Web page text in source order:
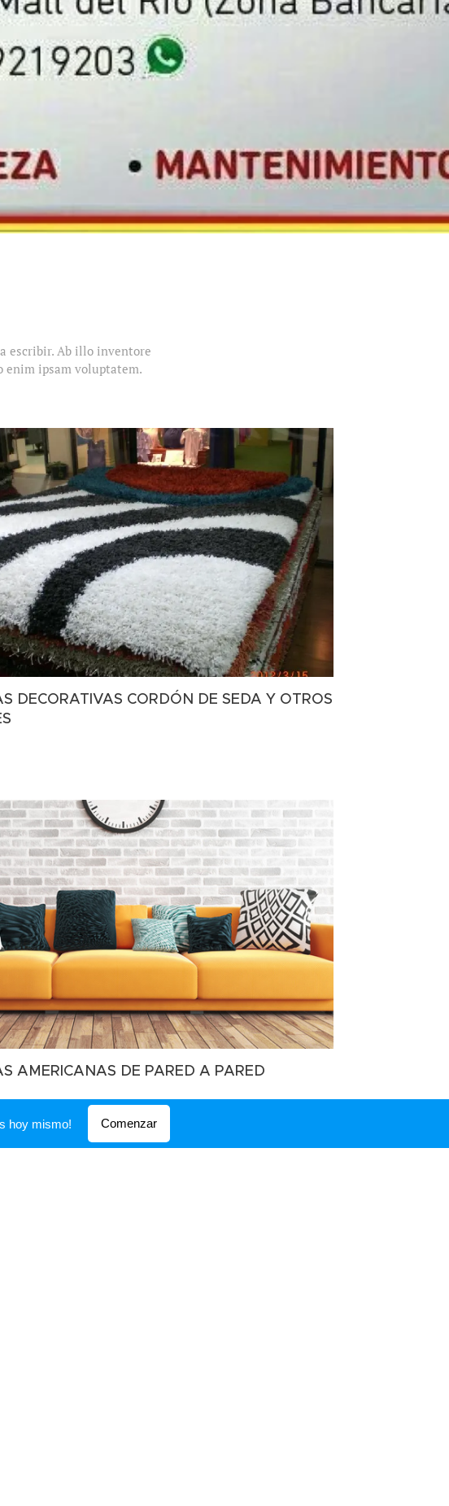
escribir. Ab illo inventore
enim ipsam voluptatem.
DECORATIVAS CORDÓN DE SEDA Y OTROS
AMERICANAS DE PARED A PARED
hoy mismo! Comenzar